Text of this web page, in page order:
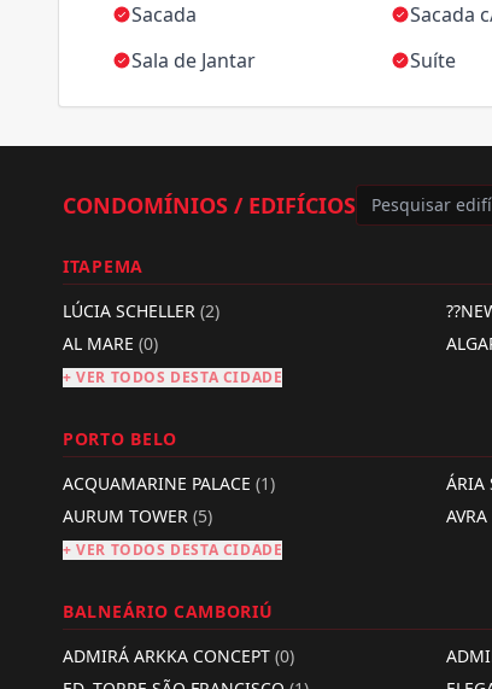
Sacada Sacada
Sala de Jantar
Suíte
CONDOMÍNIOS / EDIFÍCIOS
ITAPEMA
LÚCIA SCHELLER (2)
AL MARE (0)
+ VER TODOS DESTA CIDADE
PORTO BELO
ACQUAMARINE PALACE (1) ÁRIA
AURUM TOWER (5)
+ VER TODOS DESTA CIDADE
BALNEÁRIO CAMBORIÚ
ADMIRÁ ARKKA CONCEPT (0)